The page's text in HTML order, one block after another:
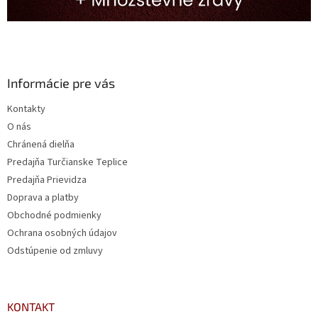
Informácie pre vás
Kontakty
O nás
Chránená dielňa
Predajňa Turčianske Teplice
Predajňa Prievidza
Doprava a platby
Obchodné podmienky
Ochrana osobných údajov
Odstúpenie od zmluvy
KONTAKT